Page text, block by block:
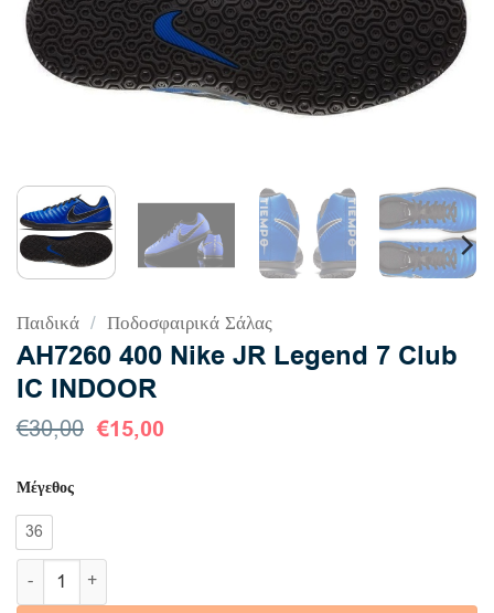
Παιδικά / Ποδοσφαιρικά Σάλας
AH7260 400 Nike JR Legend 7 Club
IC INDOOR
€30,00 Original
€15,00
Μέγεθος
36
AH7260 400 Nike JR Legend 7 Club IC INDOOR ποσότητα